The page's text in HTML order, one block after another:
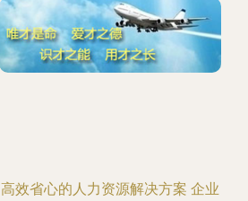
高效省心的人力资源解决方案 企业